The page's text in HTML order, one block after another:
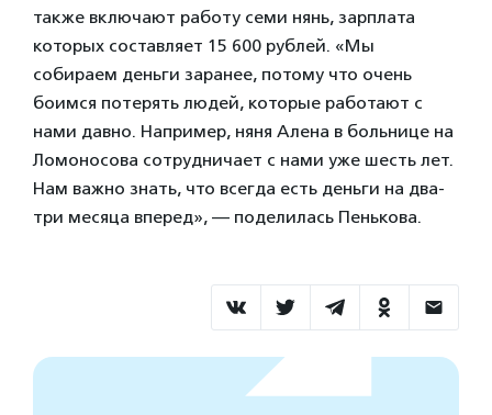
также включают работу семи нянь, зарплата
которых составляет 15 600 рублей. «Мы
собираем деньги заранее, потому что очень
боимся потерять людей, которые работают с
нами давно. Например, няня Алена в больнице на
Ломоносова сотрудничает с нами уже шесть лет.
Нам важно знать, что всегда есть деньги на два-
три месяца вперед», — поделилась Пенькова.